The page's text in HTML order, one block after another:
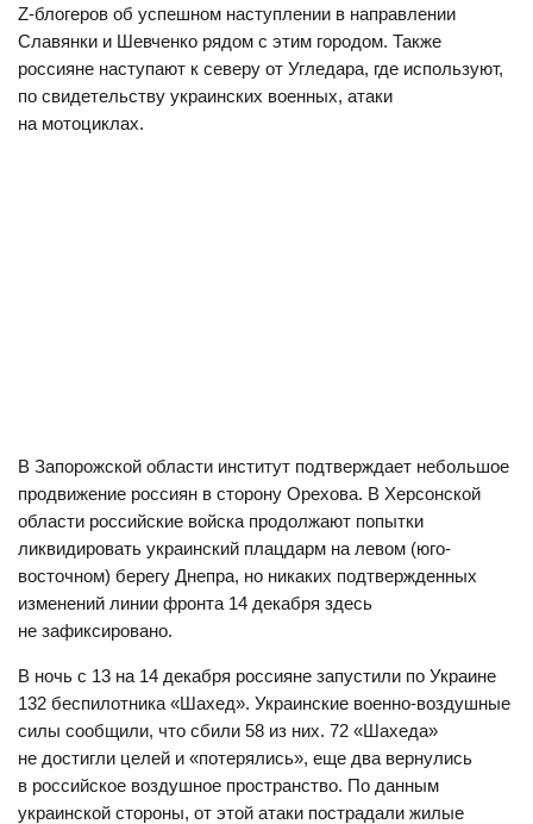
Z-блогеров об успешном наступлении в направлении
Славянки и Шевченко рядом с этим городом. Также
россияне наступают к северу от Угледара, где используют,
по свидетельству украинских военных, атаки
на мотоциклах.
В Запорожской области институт подтверждает небольшое
продвижение россиян в сторону Орехова. В Херсонской
области российские войска продолжают попытки
ликвидировать украинский плацдарм на левом (юго-
восточном) берегу Днепра, но никаких подтвержденных
изменений линии фронта 14 декабря здесь
не зафиксировано.
В ночь с 13 на 14 декабря россияне запустили по Украине
132 беспилотника «Шахед». Украинские военно-воздушные
силы сообщили, что сбили 58 из них. 72 «Шахеда»
не достигли целей и «потерялись», еще два вернулись
в российское воздушное пространство. По данным
украинской стороны, от этой атаки пострадали жилые